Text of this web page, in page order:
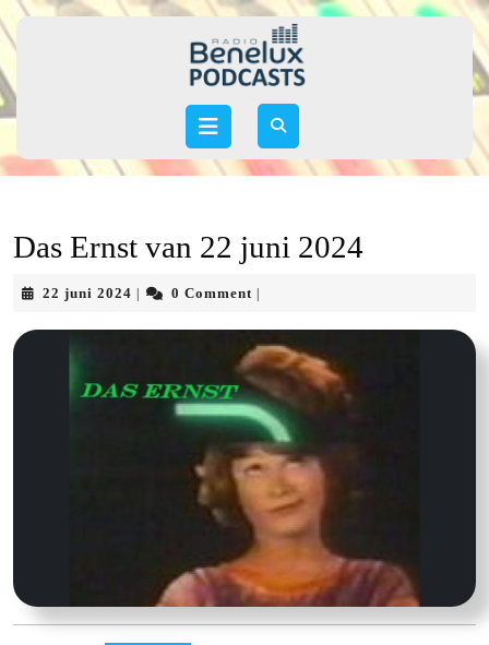
Skip
to
Open
Das Ernst van 22 juni 2024
22 juni 2024 22
2024
0 Comment